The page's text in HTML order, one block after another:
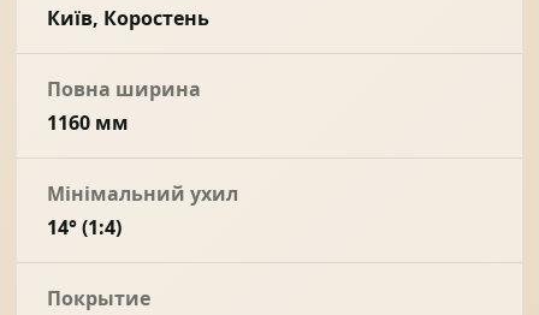
Київ, Коростень
Повна ширина
1160 мм
Мінімальний ухил
14° (1:4)
Покрытие